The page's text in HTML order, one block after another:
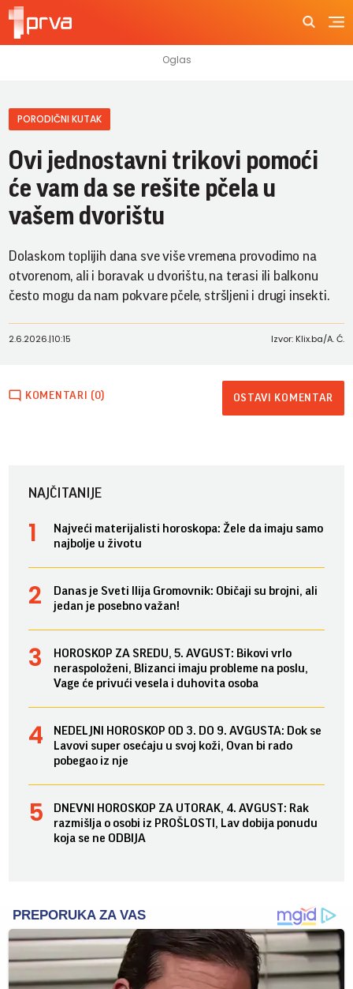
PORODIČNI KUTAK
Ovi jednostavni trikovi pomoći
će vam da se rešite pčela u
vašem dvorištu
Dolaskom toplijih dana sve više vremena provodimo na
otvorenom, ali i boravak u dvorištu, na terasi ili balkonu
često mogu da nam pokvare pčele, stršljeni i drugi insekti.
2.6.2026.|10:15 Izvor: Klix.ba/A. Ć.
KOMENTARI (0) OSTAVI KOMENTAR
NAJČITANIJE
Najveći materijalisti horoskopa: Žele da imaju samo
najbolje u životu
Danas je Sveti Ilija Gromovnik: Običaji su brojni, ali
jedan je posebno važan!
HOROSKOP ZA SREDU, 5. AVGUST: Bikovi vrlo
neraspoloženi, Blizanci imaju probleme na poslu,
Vage će privući vesela i duhovita osoba
NEDELJNI HOROSKOP OD 3. DO 9. AVGUSTA: Dok se
Lavovi super osećaju u svoj koži, Ovan bi rado
pobegao iz nje
DNEVNI HOROSKOP ZA UTORAK, 4. AVGUST: Rak
razmišlja o osobi iz PROŠLOSTI, Lav dobija ponudu
koja se ne ODBIJA